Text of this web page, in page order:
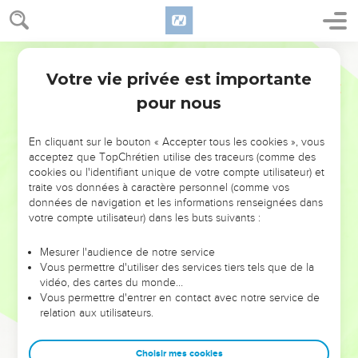
NE MANQUEZ PAS L’ÉVÉNEMENT
DE L’ANNÉE !
ET SI LEURS ERREURS POUVAIENT VOUS ÉVITER LES
VOTRES ?
leur foi ou leur vision. Mais on voit moins les doutes, les erreurs
et les saisons difficiles qu'ils ont traversés, alors même que ce
sont elles qui les ont façonnés.
Dans cette conférence, leaders, entrepreneurs, et responsables
clés pour avancer avec plus de sagesse afin que leurs erreurs
Votre vie privée est importante
pour nous
En cliquant sur le bouton « Accepter tous les cookies », vous
acceptez que TopChrétien utilise des traceurs (comme des
cookies ou l'identifiant unique de votre compte utilisateur) et
traite vos données à caractère personnel (comme vos
données de navigation et les informations renseignées dans
votre compte utilisateur) dans les buts suivants :
Mesurer l'audience de notre service
Vous permettre d'utiliser des services tiers tels que de la
vidéo, des cartes du monde…
Vous permettre d'entrer en contact avec notre service de
relation aux utilisateurs.
Choisir mes cookies